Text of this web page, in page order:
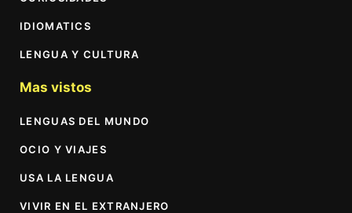
IDIOMATICS
LENGUA Y CULTURA
Mas vistos
LENGUAS DEL MUNDO
OCIO Y VIAJES
USA LA LENGUA
VIVIR EN EL EXTRANJERO